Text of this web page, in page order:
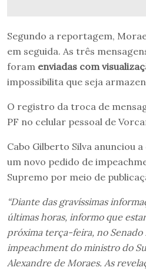
Segundo a reportagem,
em seguida. As três
foram enviadas com
impossibilita que seja
O registro da troca de
PF no celular pessoal de
Cabo Gilberto Silva anunciou
um novo pedido de
Supremo por meio de
“Diante das gravíssimas
últimas horas, informo que
próxima terça-feira, no
impeachment do ministro do
Alexandre de Moraes. As